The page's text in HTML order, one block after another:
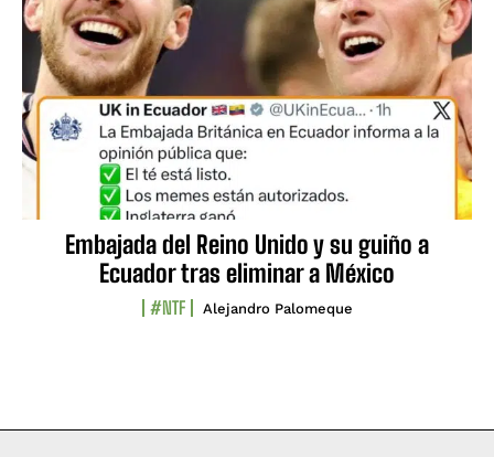
Embajada del Reino Unido y su guiño a
Ecuador tras eliminar a México
#NTF Alejandro Palomeque